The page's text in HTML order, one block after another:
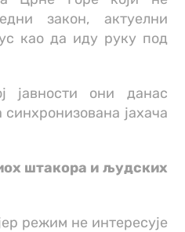
закон, актуелни
као да иду руку под
јавности они данас
јахача
штакора и људских
режим не интересује